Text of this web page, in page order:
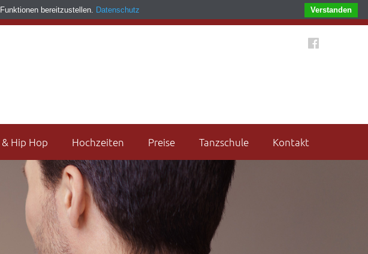
Hip Hop Hochzeiten Preise Tanzschule Kontakt
bereitzustellen. Datenschutz Verstanden